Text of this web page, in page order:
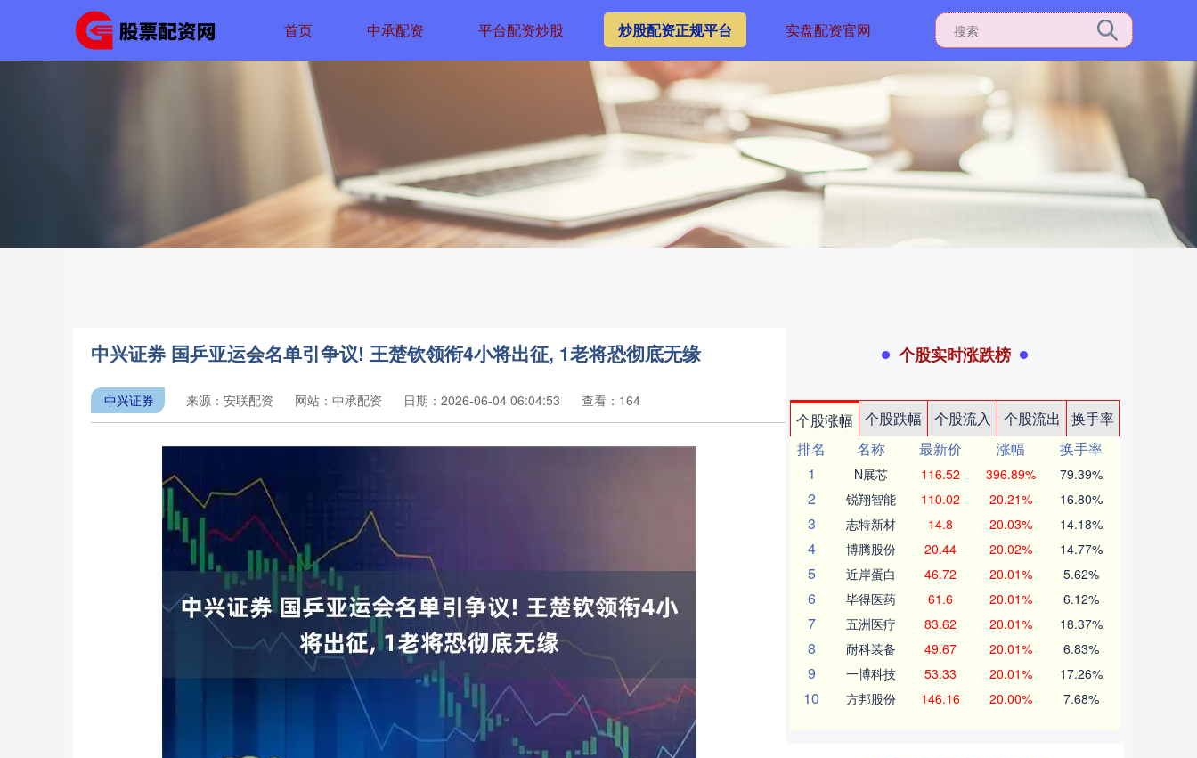
首页 中承配资 平台配资炒股 炒股配资正规平台 实盘配资官网
中兴证券 国乒亚运会名单引争议! 王楚钦领衔4小将出征, 1老将恐彻底无缘
中兴证券 来源：安联配资 网站：中承配资 日期：2026-06-04 06:04:53 查看：164
个股实时涨跌榜
个股涨幅 个股跌幅 个股流入 个股流出
换手率
排名
名称 最新价 涨幅
换手率
1
N展芯 116.52 396.89% 79.39%
2 锐翔智能 110.02 20.21% 16.80%
3 志特新材 14.8 20.03% 14.18%
4 博腾股份 20.44 20.02% 14.77%
5 近岸蛋白 46.72 20.01% 5.62%
6 毕得医药 61.6 20.01% 6.12%
7 五洲医疗 83.62 20.01% 18.37%
8 耐科装备 49.67 20.01% 6.83%
9 一博科技 53.33 20.01% 17.26%
10 方邦股份 146.16 20.00% 7.68%